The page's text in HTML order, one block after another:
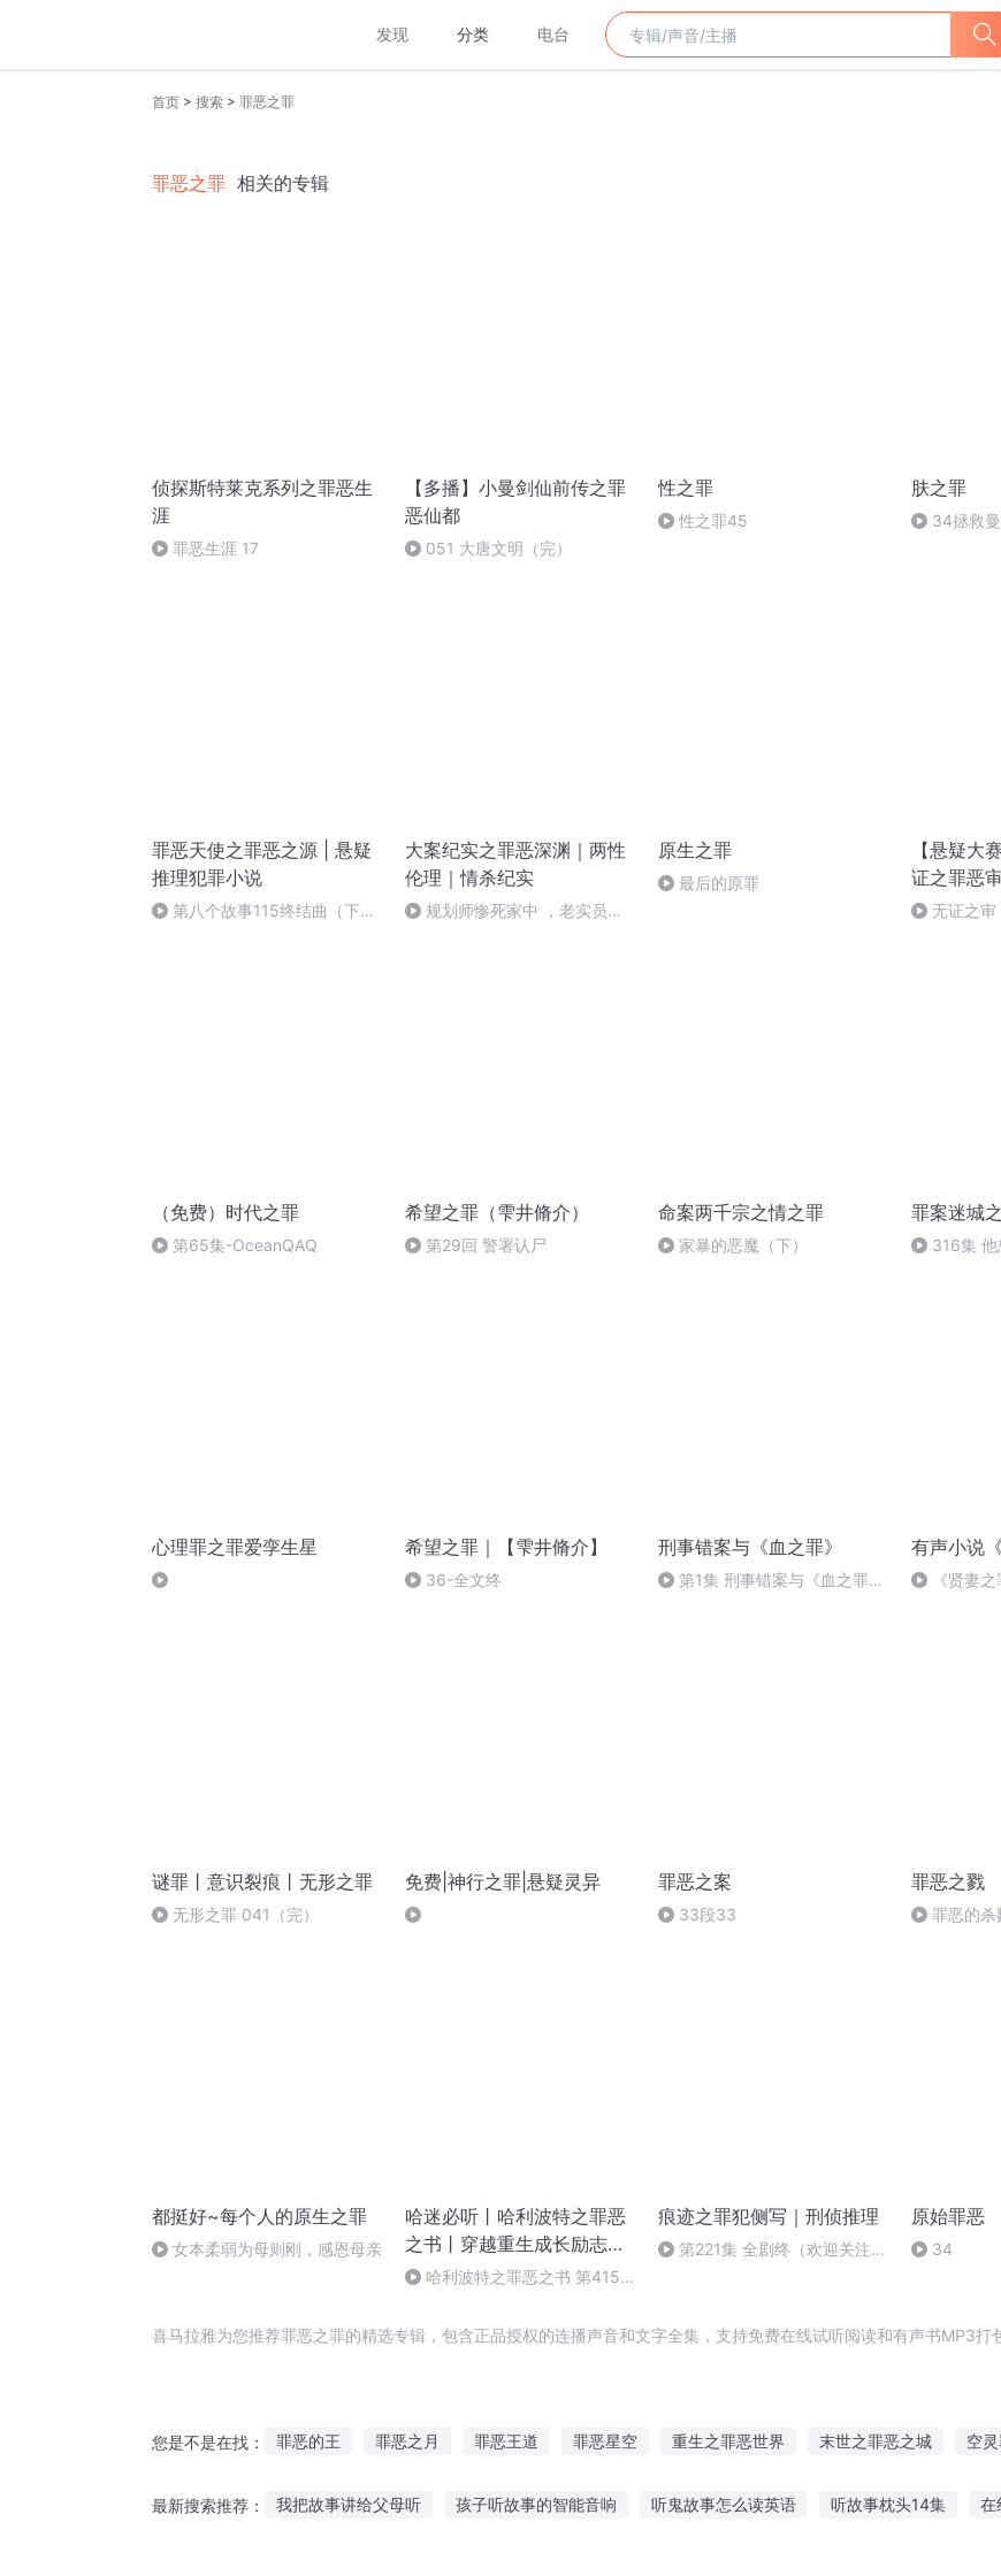
发现 分类 电台
首页 > 搜索 > 罪恶之罪
罪恶之罪 相关的专辑
侦探斯特莱克系列之罪恶生
涯
罪恶生涯 17
【多播】小曼剑仙前传之罪
恶仙都
051 大唐文明（完）
性之罪
性之罪45
肤之罪
34拯救
罪恶天使之罪恶之源 | 悬疑
推理犯罪小说
第八个故事115终结曲（下）
大案纪实之罪恶深渊｜两性
伦理｜情杀纪实
规划师惨死家中 ，老实员工
原生之罪
最后的原罪
【悬疑大
证之罪恶
无证之审
（免费）时代之罪
第65集-OceanQAQ
希望之罪（雫井脩介）
第29回 警署认尸
命案两千宗之情之罪
家暴的恶魔（下）
罪案迷城
316集
心理罪之罪爱孪生星 希望之罪｜【雫井脩介】
36-全文终
刑事错案与《血之罪》
第1集 刑事错案与《血之罪》
有声小说
《贤妻
谜罪丨意识裂痕丨无形之罪
无形之罪 041（完）
免费|神行之罪|悬疑灵异 罪恶之案
33段33
罪恶之戮
罪恶的杀
都挺好~每个人的原生之罪
女本柔弱为母则刚，感恩母亲
哈迷必听丨哈利波特之罪恶
之书丨穿越重生成长励志热
血同人文|多人有声剧
哈利波特之罪恶之书 第4158
痕迹之罪犯侧写｜刑侦推理
第221集 全剧终（欢迎关注新
原始罪恶
34
喜马拉雅为您推荐罪恶之罪的精选专辑，包含正品授权的连播声音和文字全集，支持免费在线试听阅读和有声书MP3打
您是不是在找： 罪恶的王 罪恶之月 罪恶王道 罪恶星空 重生之罪恶世界 末世之罪恶之城 空
最新搜索推荐： 我把故事讲给父母听 孩子听故事的智能音响 听鬼故事怎么读英语 听故事枕头14集 在